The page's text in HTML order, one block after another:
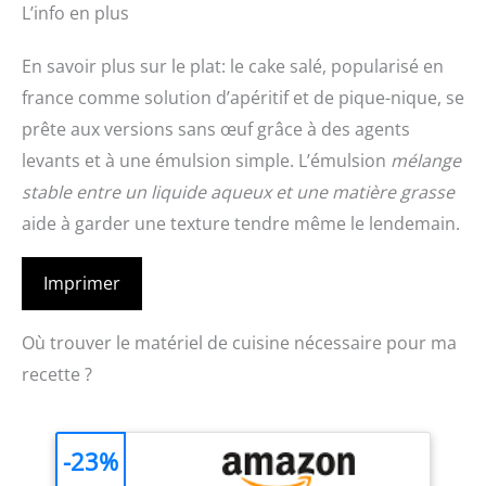
L’info en plus
En savoir plus sur le plat: le cake salé, popularisé en
france comme solution d’apéritif et de pique-nique, se
prête aux versions sans œuf grâce à des agents
levants et à une émulsion simple. L’émulsion mélange
stable entre un liquide aqueux et une matière grasse
aide à garder une texture tendre même le lendemain.
Imprimer
Où trouver le matériel de cuisine nécessaire pour ma
recette ?
-23%